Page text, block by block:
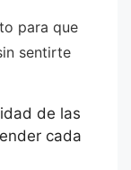
para que
sentirte
de las
cada